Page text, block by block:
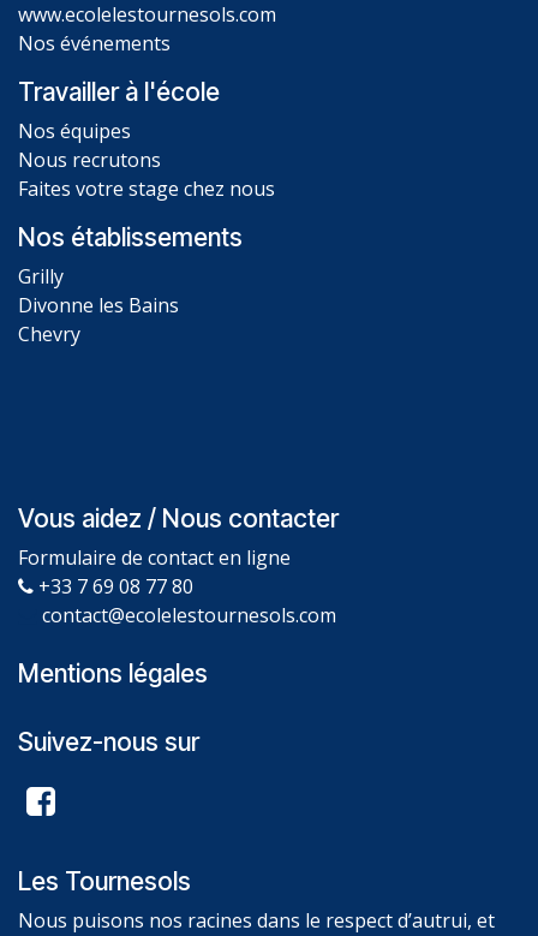
www.ecolelestournesols.com
Nos événements
Travailler à l'école
Nos équipes
Nous recrutons
Faites votre stage chez nous
Nos établissements
Grilly
Divonne les Bains
Chevry
Vous aidez / Nous contacter
Formulaire de contact en ligne
+33 7 69 08 77 80
contact@ecolelestournesols.com
Mentions légales
Suivez-nous sur
Les Tournesols
Nous puisons nos racines dans le respect d’autrui, et